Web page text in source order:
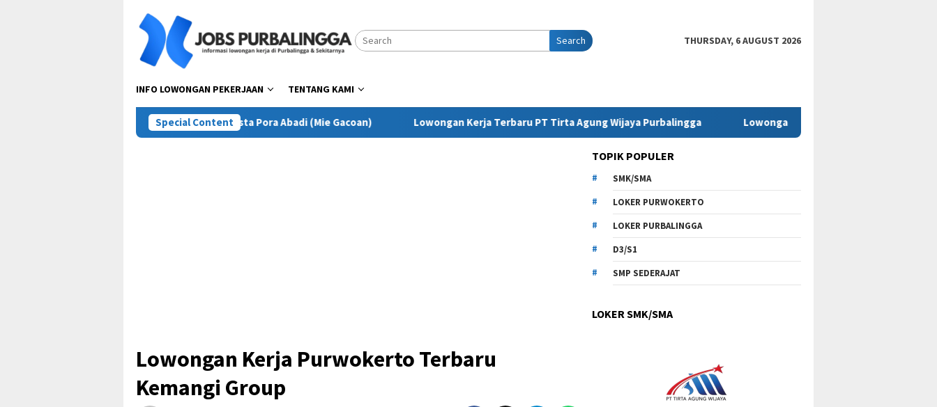
content
Search THURSDAY, 6 AUGUST 2026
INFO LOWONGAN PEKERJAAN TENTANG KAMI
Special Content
Walk-in Interview PT Pesta Pora Abadi (Mie Gacoan) Lowongan Kerja Terbaru PT Tirta Agung Wijaya Purbalingga Lowongan Kerja Pringsewu Restorant Group
Lowongan Kerja Purwokerto Terbaru
Kemangi Group
TOPIK POPULER
SMK/SMA
LOKER PURWOKERTO
LOKER PURBALINGGA
D3/S1
SMP SEDERAJAT
LOKER SMK/SMA